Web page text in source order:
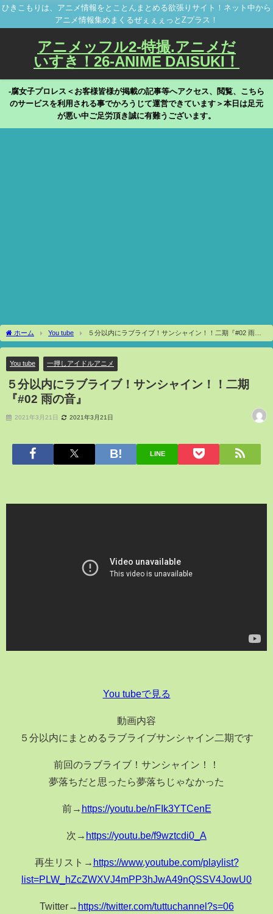
ひきこもりは、アニメ情報をとことんまとめる欲張りサイト！ネット中から
アニメ情報集めまくるぜぇぇぇっとZプラス！
アニメッフル2-特撮.アニメだ
いすき！26-ANIME DAISUKI！
-腐女子プロレス＜お客様皆様が掲載の記事等へアクセス、閲覧、こちら
のサービスを利用される事でかろうじて運営できています＞本日は足元
が悪い中ご足労頂き誠に有難うございます。
ホーム You tube
５分以内にラブライブ！サンシャイン！！二期『#02 雨の
音』
You tube 一押しアイドルアニメ
５分以内にラブライブ！サンシャイン！！二期
『#02 雨の音』
2021年3月21日 2021年3月21日
LINE
You tubeで見る
動画内容
５分以内にまとめるラブライブサンシャイン二期です
前回のラブライブ！サンシャイン！！
夢落ちだと思ったら夢落ちじゃなかった
前→ https://youtu.be/nFIk3YTCenE
次→ https://youtu.be/f9wztcdi0_A
再生リスト→ https://www.youtube.com/playlist?
list=PLW_hZcZWXVJ4mPP3hJwA49nQSSV4JowU0
Twitter→ https://twitter.com/tuttuchannel?s=06